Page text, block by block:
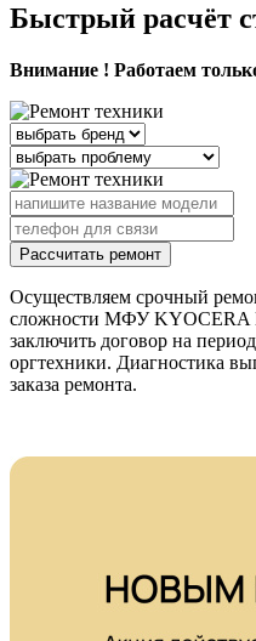
Быстрый расчёт
Внимание ! Работаем
Рассчитать ремонт
Осуществляем срочный
сложности МФУ KYOCERA
заключить договор на
оргтехники. Диагностика
заказа ремонта.